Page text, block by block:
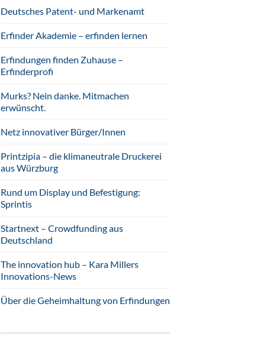
Deutsches Patent- und Markenamt
Erfinder Akademie – erfinden lernen
Erfindungen finden Zuhause –
Erfinderprofi
Murks? Nein danke. Mitmachen
erwünscht.
Netz innovativer Bürger/Innen
Printzipia – die klimaneutrale Druckerei
aus Würzburg
Rund um Display und Befestigung:
Sprintis
Startnext – Crowdfunding aus
Deutschland
The innovation hub – Kara Millers
Innovations-News
Über die Geheimhaltung von Erfindungen